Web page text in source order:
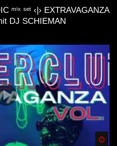
ˢᵉᵗ ‹|› EXTRAVAGANZA
DJ SCHIEMAN